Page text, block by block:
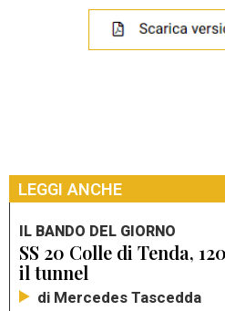
LEGGI ANCHE
IL BANDO DEL GIORNO
SS 20 Colle di Tenda,
il tunnel
di Mercedes Tascedda